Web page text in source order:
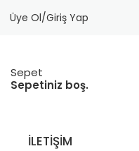
Üye Ol/Giriş Yap
Sepet
Sepetiniz boş.
İLETIŞIM